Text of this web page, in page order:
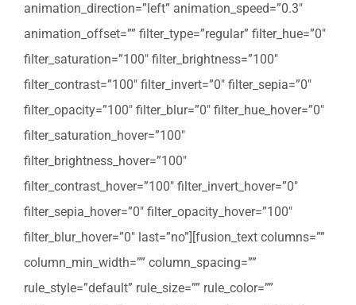
animation_direction=”left” animation_speed=”0.3″
animation_offset=”” filter_type=”regular” filter_hue=”0″
filter_saturation=”100″ filter_brightness=”100″
filter_contrast=”100″ filter_invert=”0″ filter_sepia=”0″
filter_opacity=”100″ filter_blur=”0″ filter_hue_hover=”0″
filter_saturation_hover=”100″
filter_brightness_hover=”100″
filter_contrast_hover=”100″ filter_invert_hover=”0″
filter_sepia_hover=”0″ filter_opacity_hover=”100″
filter_blur_hover=”0″ last=”no”][fusion_text columns=””
column_min_width=”” column_spacing=””
rule_style=”default” rule_size=”” rule_color=””